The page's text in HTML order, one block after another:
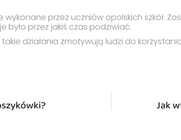
wykonane przez uczniów opolskich szkół.
było przez jakiś czas podziwiać.
działania zmotywują ludzi do
Jak